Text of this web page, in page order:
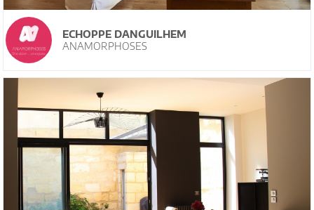
ECHOPPE DANGUILHEM
ANAMORPHOSES